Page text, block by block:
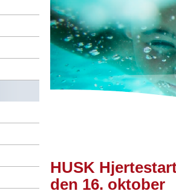
HUSK
den 16. oktober